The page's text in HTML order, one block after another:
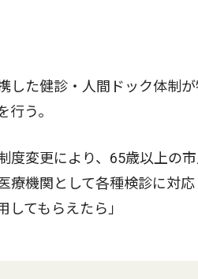
た健診・人間ドック体制
う。
変更により、65歳以上の
療機関として各種検診に対
てもらえたら」